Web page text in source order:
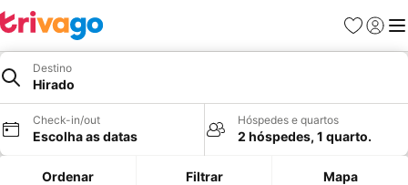
Favoritos
Iniciar
Destino
Hirado
Check-in/out
Escolha as datas
Hóspedes e quartos
2 hóspedes, 1 quarto.
Ordenar Filtrar Mapa